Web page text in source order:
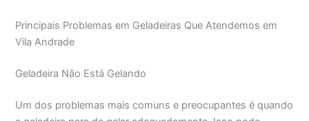
Principais Problemas em Geladeiras Que Atendemos em
Vila Andrade
Geladeira Não Está Gelando
Um dos problemas mais comuns e preocupantes é quando